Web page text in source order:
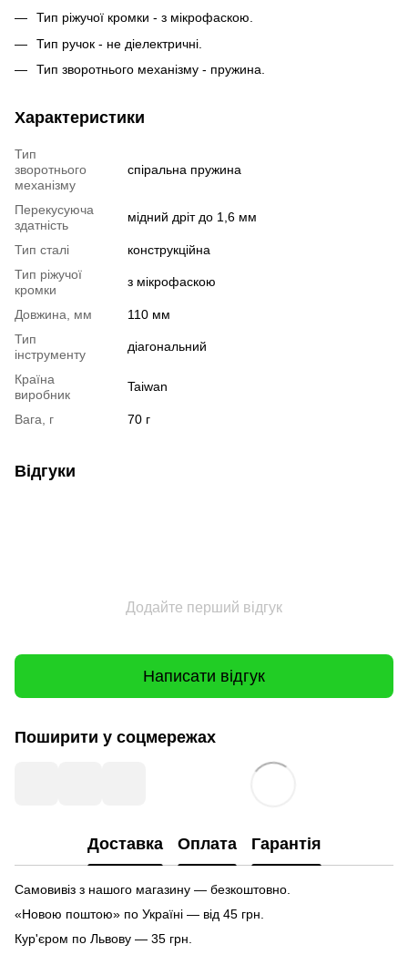
Тип ріжучої кромки - з мікрофаскою.
Тип ручок - не діелектричні.
Тип зворотнього механізму - пружина.
Характеристики
Тип
зворотнього
механізму
спіральна пружина
Перекусуюча
здатність
мідний дріт до 1,6 мм
Тип сталі
конструкційна
Тип ріжучої
кромки
з мікрофаскою
Довжина, мм
110 мм
Тип
інструменту
діагональний
Країна
виробник
Taiwan
Вага, г 70 г
Відгуки
Додайте перший відгук
Написати відгук
Поширити у соцмережах
Доставка Оплата Гарантія
Самовивіз з нашого магазину — безкоштовно.
«Новою поштою» по Україні — від 45 грн.
Кур'єром по Львову — 35 грн.